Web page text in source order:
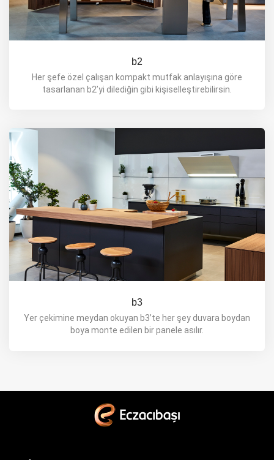
b2
Her şefe özel çalışan kompakt mutfak anlayışına göre
tasarlanan b2’yi dilediğin gibi kişiselleştirebilirsin.
b3
Yer çekimine meydan okuyan b3’te her şey duvara boydan
boya monte edilen bir panele asılır.